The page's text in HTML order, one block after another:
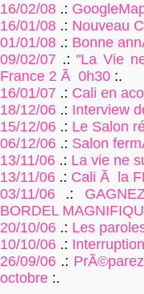
16/02/08 .:
16/01/08 .: Nouveau
01/01/08 .: Bonne
09/02/07 .:"La Vie
France 2 Ã 0h30 :.
16/01/07 .: Cali en
18/12/06 .: Interview
15/12/06 .: Le Salon
06/12/06 .: Salon
13/11/06 .: La vie ne
13/11/06 .: Cali Ã la
03/11/06 .:
BORDEL
20/10/06 .: Les
10/10/06 .:
26/09/06 .:
octobre :.